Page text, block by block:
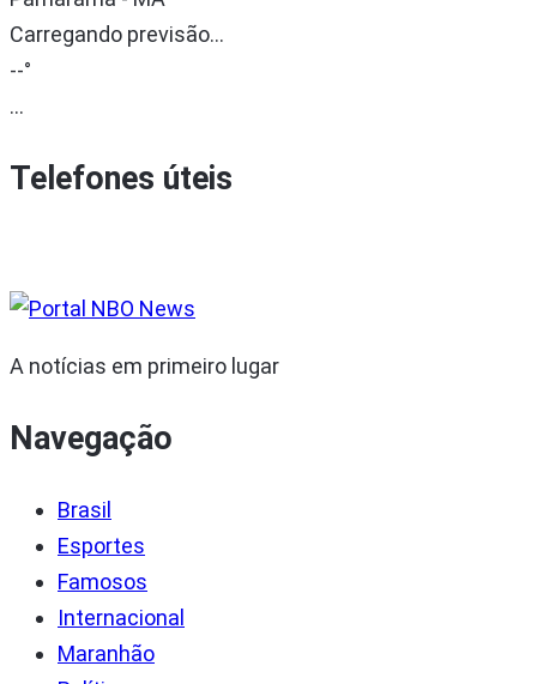
Carregando previsão...
--°
...
Telefones úteis
A notícias em primeiro lugar
Navegação
Brasil
Esportes
Famosos
Internacional
Maranhão